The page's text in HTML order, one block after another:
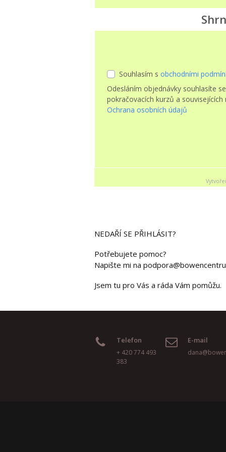
Souhlasím s obchodními
Odesláním objednávky souhlasíte
pokračovacích kurzů a
Ochrana osobních údajů
NEDAŘÍ SE PŘIHLÁSIT?
Potřebujete pomoc?
Napište mi na
Jsem tu pro Vás a ráda Vám pomůžu.
Telefon
+ 420 774 493
383
E-mail